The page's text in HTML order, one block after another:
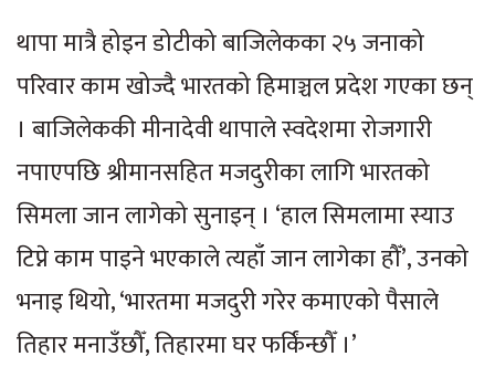
थापा मात्रै होइन डोटीको बाजिलेकका २५ जनाको
परिवार काम खोज्दै भारतको हिमाञ्चल प्रदेश गएका छन्
। बाजिलेककी मीनादेवी थापाले स्वदेशमा रोजगारी
नपाएपछि श्रीमानसहित मजदुरीका लागि भारतको
सिमला जान लागेको सुनाइन् । ‘हाल सिमलामा स्याउ
टिप्ने काम पाइने भएकाले त्यहाँ जान लागेका हौँ’, उनको
भनाइ थियो, ‘भारतमा मजदुरी गरेर कमाएको पैसाले
तिहार मनाउँछौँ, तिहारमा घर फर्किंन्छौँ ।’